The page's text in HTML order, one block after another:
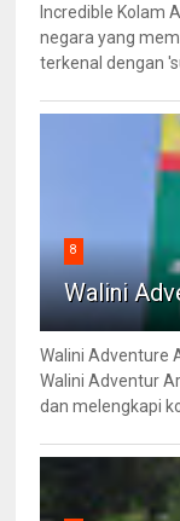
Incredible Kolam
negara yang
terkenal dengan
8
Walini
Walini Adventure
Walini Adventur
dan melengkapi